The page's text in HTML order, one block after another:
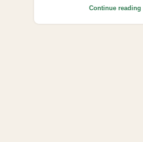
Continue reading